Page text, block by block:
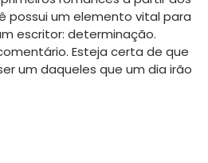
possui um elemento vital para
escritor: determinação.
Esteja certa de que
um daqueles que um dia irão